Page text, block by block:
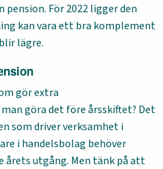
För 2022 ligger den
kan vara ett bra komplement
lägre.
gör extra
göra det före årsskiftet? Det
som driver verksamhet i
i handelsbolag behöver
årets utgång. Men tänk på att